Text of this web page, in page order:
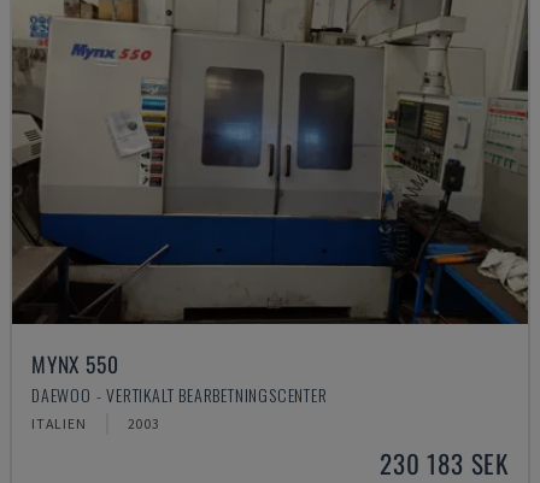
MYNX 550
DAEWOO - VERTIKALT BEARBETNINGSCENTER
ITALIEN 2003
230 183 SEK